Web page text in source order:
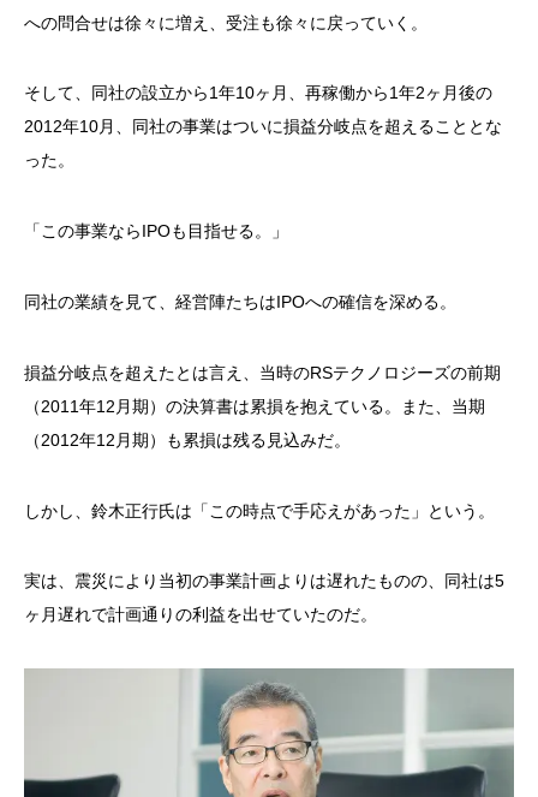
への問合せは徐々に増え、受注も徐々に戻っていく。
そして、同社の設立から1年10ヶ月、再稼働から1年2ヶ月後の
2012年10月、同社の事業はついに損益分岐点を超えることとな
った。
「この事業ならIPOも目指せる。」
同社の業績を見て、経営陣たちはIPOへの確信を深める。
損益分岐点を超えたとは言え、当時のRSテクノロジーズの前期
（2011年12月期）の決算書は累損を抱えている。また、当期
（2012年12月期）も累損は残る見込みだ。
しかし、鈴木正行氏は「この時点で手応えがあった」という。
実は、震災により当初の事業計画よりは遅れたものの、同社は5
ヶ月遅れで計画通りの利益を出せていたのだ。